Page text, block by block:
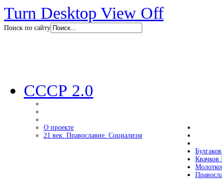
Turn Desktop View Off
Поиск по сайту
СССР 2.0
О проекте
21 век. Православие. Социализм